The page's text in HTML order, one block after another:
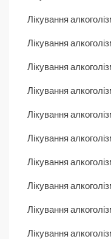
Лікування
Лікування
Лікування
Лікування
Лікування
Лікування
Лікування
Лікування
Лікування
Лікування